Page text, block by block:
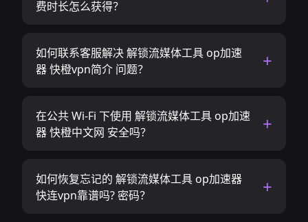
费时长怎么获得？
如何联系客服解决 解锁流媒体工具 op加速
器 快橙vpn简介 问题？
在公共 Wi-Fi 下使用 解锁流媒体工具 op加速
器 快橙中文网 安全吗？
如何恢复忘记的 解锁流媒体工具 op加速器
快连vpn靠谱吗? 密码？